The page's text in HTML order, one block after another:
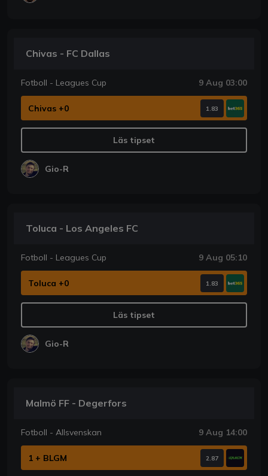
Chivas - FC Dallas
Fotboll - Leagues Cup 9 Aug 03:00
Chivas +0 1.83
Läs tipset
Gio-R
Toluca - Los Angeles FC
Fotboll - Leagues Cup 9 Aug 05:10
Toluca +0 1.83
Läs tipset
Gio-R
Malmö FF - Degerfors
Fotboll - Allsvenskan 9 Aug 14:00
1 + BLGM 2.87